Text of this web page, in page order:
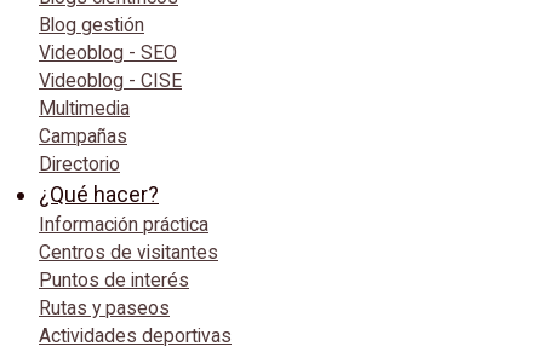
Blog gestión
Videoblog - SEO
Videoblog - CISE
Multimedia
Campañas
Directorio
¿Qué hacer?
Información práctica
Centros de visitantes
Puntos de interés
Rutas y paseos
Actividades deportivas